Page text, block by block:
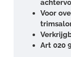
Voor
Art 020